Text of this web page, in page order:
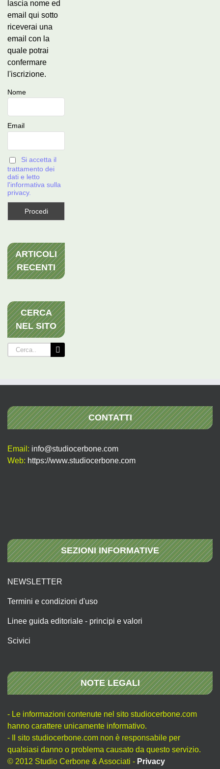
lascia nome ed
email qui sotto
riceverai una
email con la
quale potrai
confermare
l'iscrizione.
Nome
Email
Si accetta il
trattamento dei
dati e letto
l'informativa sulla
privacy.
ARTICOLI
RECENTI
CERCA
NEL SITO
Cerca
per:
CONTATTI
Email: info@studiocerbone.com
Web: https://www.studiocerbone.com
SEZIONI INFORMATIVE
NEWSLETTER
Termini e condizioni d'uso
Linee guida editoriale - principi e valori
Scivici
NOTE LEGALI
- Le informazioni contenute nel sito studiocerbone.com
hanno carattere unicamente informativo.
- Il sito studiocerbone.com non è responsabile per
qualsiasi danno o problema causato da questo servizio.
© 2012 Studio Cerbone & Associati - Privacy